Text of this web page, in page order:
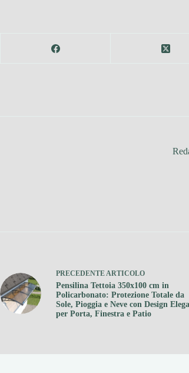
PRECEDENTEARTICOLO
Pensilina Tettoia 350x100 cm in
Policarbonato: Protezione Totale da
Sole, Pioggia e Neve con Design
per Porta, Finestra e Patio